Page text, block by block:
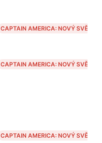
CAPTAIN AMERICA: NOVÝ SVĚT
CAPTAIN AMERICA: NOVÝ SVĚT
CAPTAIN AMERICA: NOVÝ SVĚT